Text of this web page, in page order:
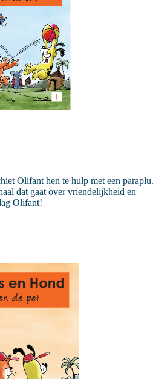
Olifant hen te hulp met een paraplu.
dat gaat over vriendelijkheid en
Olifant!